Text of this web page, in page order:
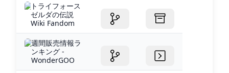
トライフォース
ゼルダの伝説
Wiki Fandom
週間販売情報ラ
ンキング -
WonderGOO